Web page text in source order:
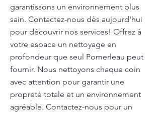
garantissons un environnement plus
sain. Contactez-nous dès aujourd'hui
pour découvrir nos services! Offrez à
votre espace un nettoyage en
profondeur que seul Pomerleau peut
fournir. Nous nettoyons chaque coin
avec attention pour garantir une
propreté totale et un environnement
agréable. Contactez-nous pour un